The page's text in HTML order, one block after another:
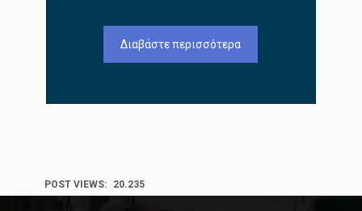
Διαβάστε περισσότερα
POST VIEWS: 20.235